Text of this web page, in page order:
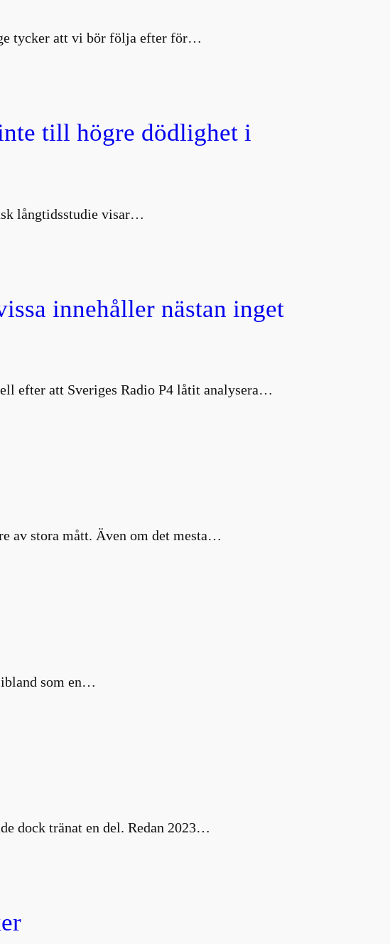
tycker att vi bör följa efter för…
till högre dödlighet i
långtidsstudie visar…
innehåller nästan inget
efter att Sveriges Radio P4 låtit analysera…
av stora mått. Även om det mesta…
som en…
dock tränat en del. Redan 2023…